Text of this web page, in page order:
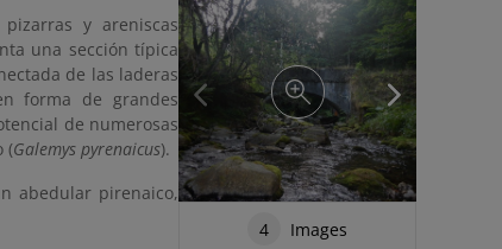
y areniscas
una sección típica
de las laderas
forma de grandes
de numerosas
(Galemys pyrenaicus).
abedular pirenaico,
4 Images